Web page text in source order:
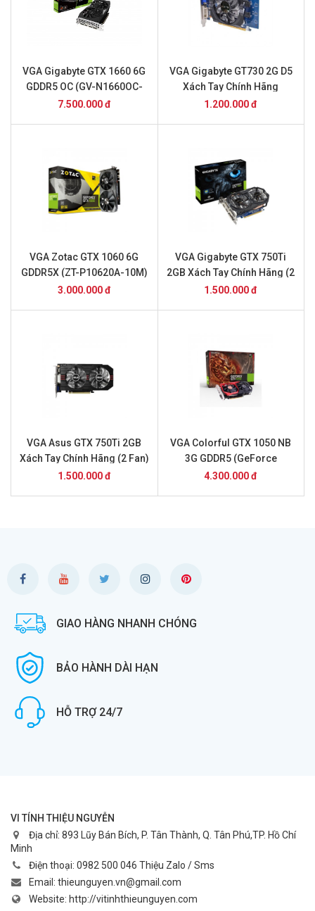
VGA Gigabyte GTX 1660 6G
GDDR5 OC (GV-N1660OC-
6GD)
7.500.000 đ
VGA Gigabyte GT730 2G D5
Xách Tay Chính Hãng
1.200.000 đ
VGA Zotac GTX 1060 6G
GDDR5X (ZT-P10620A-10M)
3.000.000 đ
VGA Gigabyte GTX 750Ti
2GB Xách Tay Chính Hãng (2
Fan)
1.500.000 đ
VGA Asus GTX 750Ti 2GB
Xách Tay Chính Hãng (2 Fan)
1.500.000 đ
VGA Colorful GTX 1050 NB
3G GDDR5 (GeForce
GTX1050 NB 3G) Chính Hãng
4.300.000 đ
GIAO HÀNG NHANH CHÓNG
BẢO HÀNH DÀI HẠN
HỖ TRỢ 24/7
VI TÍNH THIỆU NGUYỄN
Địa chỉ: 893 Lũy Bán Bích, P. Tân Thành, Q. Tân Phú,TP. Hồ Chí
Minh
Điện thoại: 0982 500 046 Thiệu Zalo / Sms
Email: thieunguyen.vn@gmail.com
Website: http://vitinhthieunguyen.com